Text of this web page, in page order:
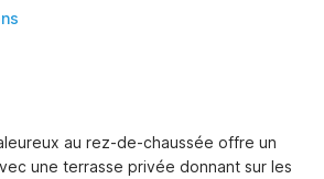
au rez-de-chaussée offre un
une terrasse privée donnant sur les